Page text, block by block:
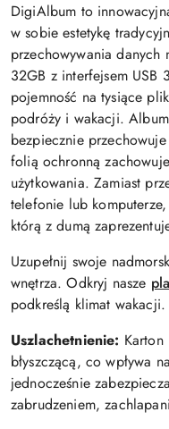
DigiAlbum to
w sobie estetykę
przechowywania danych
32GB z interfejsem USB
pojemność na tysiące
podróży i wakacji.
bezpiecznie
folią ochronną
użytkowania. Zamiast
telefonie lub
którą z dumą
Uzupełnij swoje
wnętrza. Odkryj nasze
podkreślą klimat wakacji.
Uszlachetnienie:
błyszczącą, co wpływa
jednocześnie
zabrudzeniem,